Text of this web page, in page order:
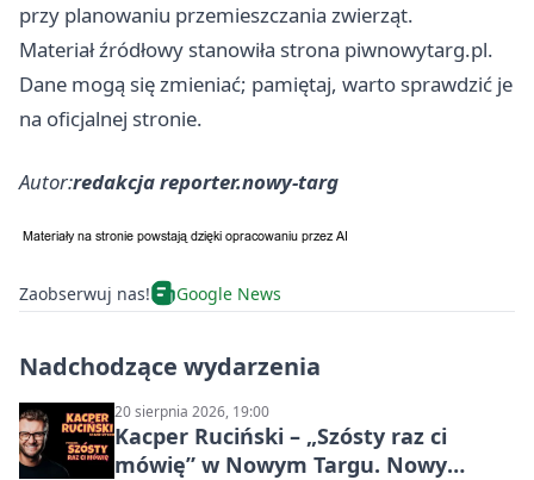
przy planowaniu przemieszczania zwierząt.
Materiał źródłowy stanowiła strona piwnowytarg.pl.
Dane mogą się zmieniać; pamiętaj, warto sprawdzić je
na oficjalnej stronie.
Autor:redakcja reporter.nowy-targ
Zaobserwuj nas! Google News
Nadchodzące wydarzenia
20 sierpnia 2026, 19:00
Kacper Ruciński – „Szósty raz ci
mówię” w Nowym Targu. Nowy